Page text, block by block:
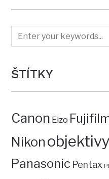
ŠTÍTKY
Canon Eizo
Nikon objektivy
Panasonic Pentax